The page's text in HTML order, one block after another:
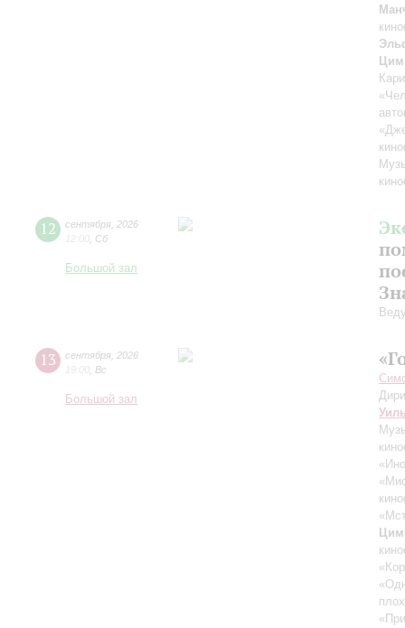
12 сентября 2026
12:00 Сб
Большой зал
13 сентября 2026
19:00 Вс
Большой зал